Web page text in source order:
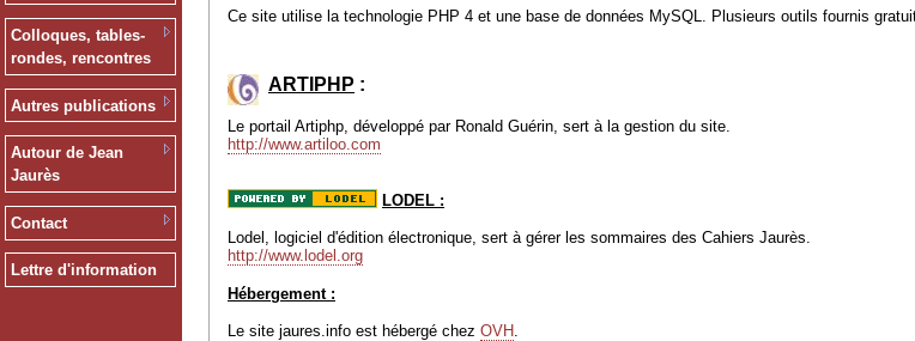
Colloques, tables-
rondes, rencontres
Autres publications
Autour de Jean
Jaurès
Contact
Lettre d'information
Ce site utilise la technologie PHP 4 et une base de données MySQL. Plusieurs outils fournis
ARTIPHP :
Le portail Artiphp, développé par Ronald Guérin, sert à la gestion du site.
http://www.artiloo.com
LODEL :
Lodel, logiciel d'édition électronique, sert à gérer les sommaires des Cahiers Jaurès.
http://www.lodel.org
Hébergement :
Le site jaures.info est hébergé chez OVH